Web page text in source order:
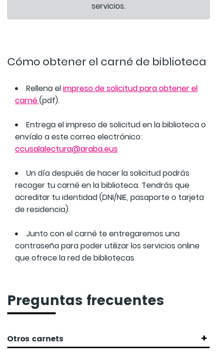
servicios.
Cómo obtener el carné de biblioteca
Rellena elimpreso de solicitud para obtener el
carné(pdf).
Entrega el impreso de solicitud en la biblioteca o
envíalo a este correo electrónico:
ccusalalectura@araba.eus
Un día después de hacer la solicitud podrás
recoger tu carné en la biblioteca. Tendrás que
acreditar tu identidad (DNI/NIE, pasaporte o tarjeta
de residencia).
Junto con el carné te entregaremos una
contraseña para poder utilizar los servicios online
que ofrece la red de bibliotecas
Preguntas frecuentes
Otros carnets